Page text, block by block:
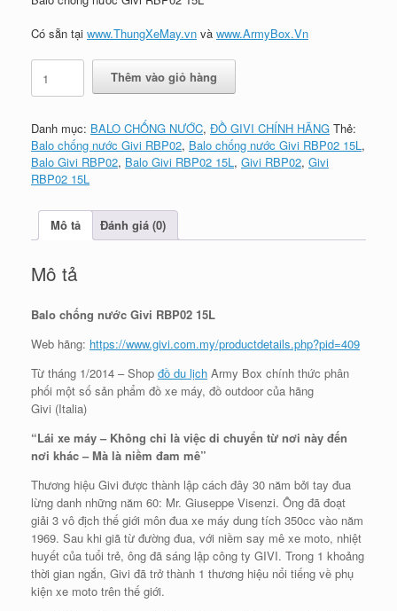
₫830,000.
Có sẵn tại www.ThungXeMay.vn và www.ArmyBox.Vn
Balo
chống
nước
RBP02
15L
số
lượng
Thêm vào giỏ hàng
Danh mục: BALO CHỐNG NƯỚC, ĐỒ GIVI CHÍNH HÃNG Thẻ:
Balo chống nước Givi RBP02, Balo chống nước Givi RBP02 15L ,
Balo Givi RBP02, Balo Givi RBP02 15L , Givi RBP02, Givi
RBP02 15L
Mô tả Đánh giá (0)
Mô tả
Balo chống nước Givi RBP02 15L
Web hãng: https://www.givi.com.my/productdetails.php?pid=409
Từ tháng 1/2014 – Shop đồ du lịch Army Box chính thức phân
phối một số sản phẩm đồ xe máy, đồ outdoor của hãng
Givi (Italia)
“Lái xe máy – Không chỉ là việc di chuyển từ nơi này đến
nơi khác – Mà là niềm đam mê”
Thương hiệu Givi được thành lập cách đây 30 năm bởi tay đua
lừng danh những năm 60: Mr. Giuseppe Visenzi. Ông đã đoạt
giải 3 vô địch thế giới môn đua xe máy dung tích 350cc vào năm
1969. Sau khi giã từ đường đua, với niềm say mê xe moto, nhiệt
huyết của tuổi trẻ, ông đã sáng lập công ty GIVI. Trong 1 khoảng
thời gian ngắn, Givi đã trở thành 1 thương hiệu nổi tiếng về phụ
kiện xe moto trên thế giới.